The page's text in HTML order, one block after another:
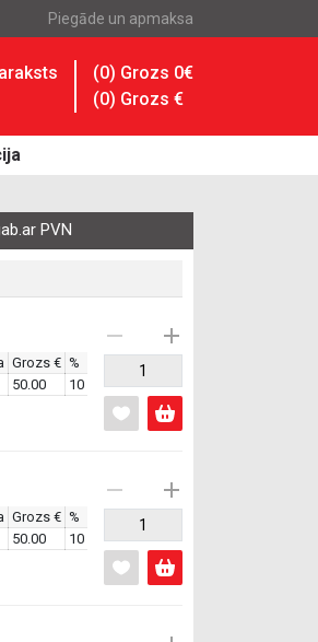
Piegāde un apmaksa
(0) Grozs 0€
(0) Grozs €
PVN
Grozs € %
50.00 10
Grozs € %
50.00 10